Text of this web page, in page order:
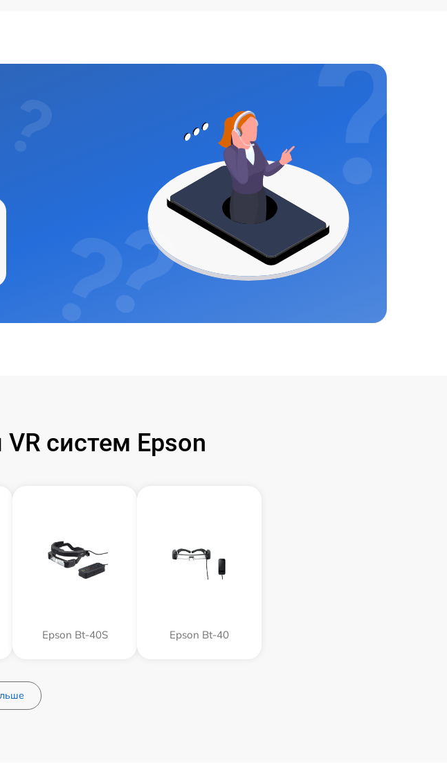
систем Epson
Epson Bt-40S Epson Bt-40